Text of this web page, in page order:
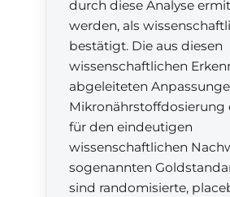
durch diese Analyse
werden, als
bestätigt. Die aus diesen
wissenschaftlichen
abgeleiteten
Mikronährstoffdosierung
für den eindeutigen
wissenschaftlichen
sogenannten
sind randomisierte,